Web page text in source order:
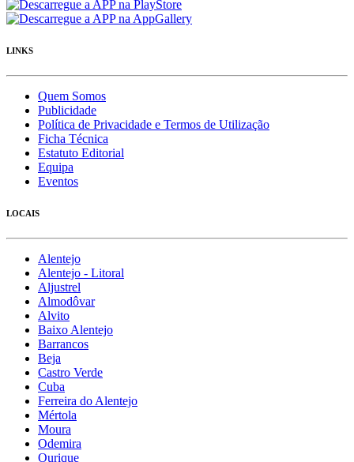
LINKS
Quem Somos
Publicidade
Política de Privacidade e Termos de Utilização
Ficha Técnica
Estatuto Editorial
Equipa
Eventos
LOCAIS
Alentejo
Alentejo - Litoral
Aljustrel
Almodôvar
Alvito
Baixo Alentejo
Barrancos
Beja
Castro Verde
Cuba
Ferreira do Alentejo
Mértola
Moura
Odemira
Ourique